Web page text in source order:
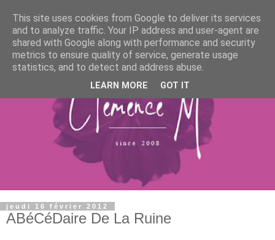
jeudi 16 février 2012
ABéCéDaire De La Ruine
This site uses cookies from Google to deliver its services
and to analyze traffic. Your IP address and user-agent are
shared with Google along with performance and security
metrics to ensure quality of service, generate usage
statistics, and to detect and address abuse.
LEARN MORE GOT IT